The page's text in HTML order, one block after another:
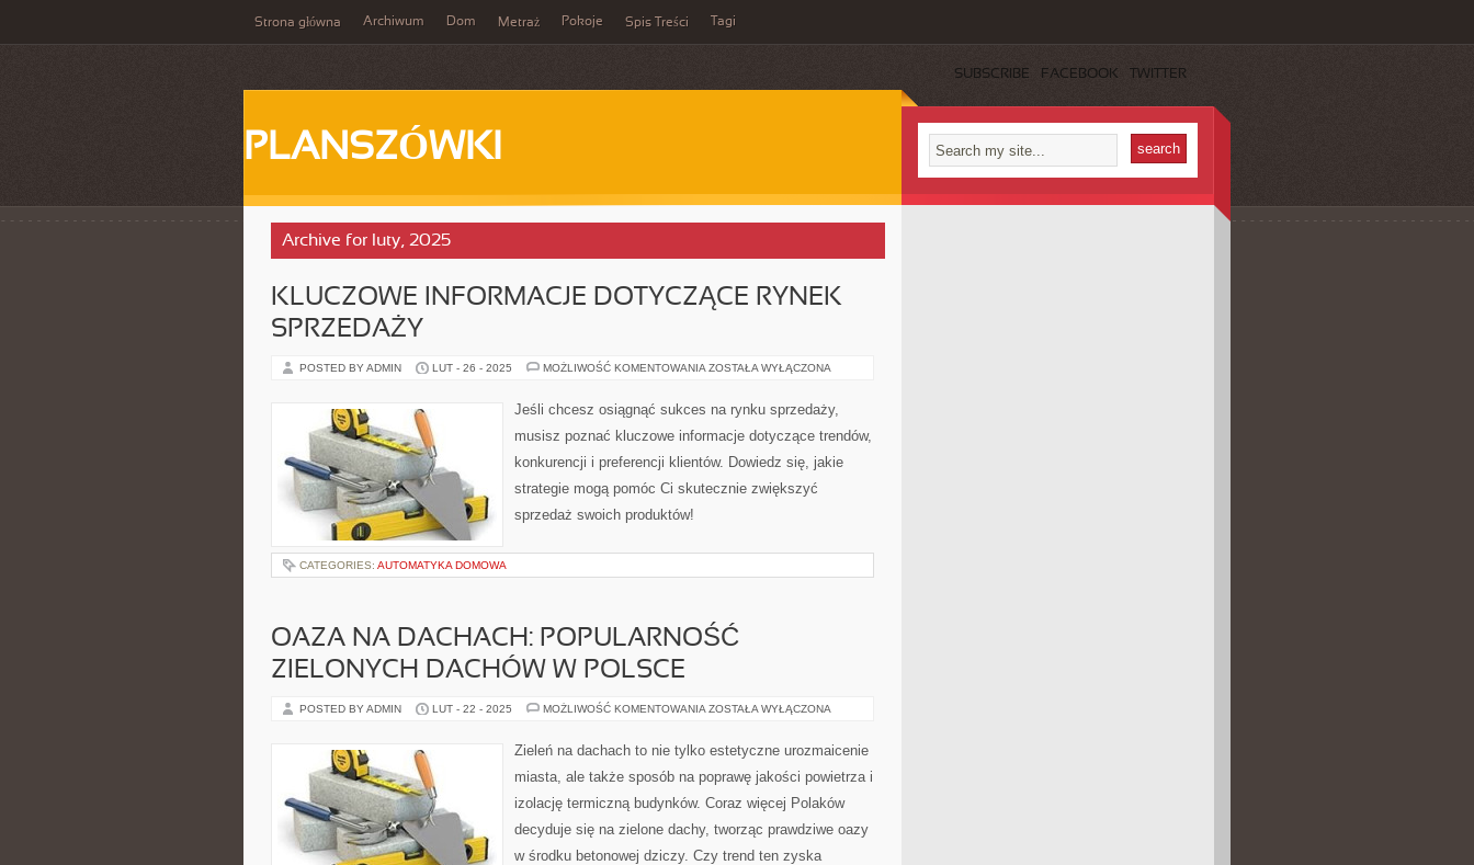
Strona główna Archiwum Dom Metraż Pokoje Spis Treści Tagi
SUBSCRIBE FACEBOOK TWITTER
PLANSZÓWKI
Archive for luty, 2025
KLUCZOWE INFORMACJE DOTYCZĄCE RYNEK
SPRZEDAŻY
POSTED BY ADMIN LUT - 26 - 2025 MOŻLIWOŚĆ KOMENTOWANIA KLUCZOWE
SPRZEDAŻY
ZOSTAŁA WYŁĄCZONA
Jeśli chcesz osiągnąć sukces na rynku sprzedaży,
musisz poznać kluczowe informacje dotyczące trendów,
konkurencji i preferencji klientów. Dowiedz się, jakie
strategie mogą pomóc Ci skutecznie zwiększyć
sprzedaż swoich produktów!
CATEGORIES: AUTOMATYKA DOMOWA
OAZA NA DACHACH: POPULARNOŚĆ
ZIELONYCH DACHÓW W POLSCE
POSTED BY ADMIN LUT - 22 - 2025 MOŻLIWOŚĆ KOMENTOWANIA OAZA
POPULARNOŚĆ
ZIELONYCH
W
ZOSTAŁA WYŁĄCZONA
Zieleń na dachach to nie tylko estetyczne urozmaicenie
miasta, ale także sposób na poprawę jakości powietrza i
izolację termiczną budynków. Coraz więcej Polaków
decyduje się na zielone dachy, tworząc prawdziwe oazy
w środku betonowej dziczy. Czy trend ten zyska